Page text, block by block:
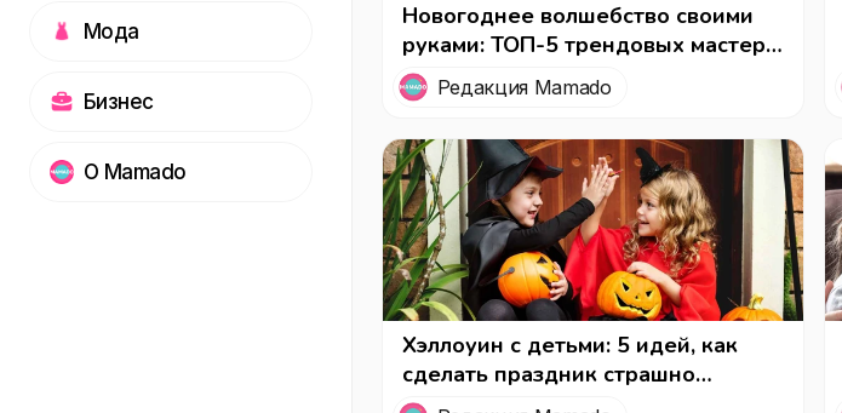
Мода
Бизнес
О Mamado
Новогоднее волшебство своими
руками: ТОП-5 трендовых мастер-
классов для женщин на
Рождество
Редакция Mamado
Хэллоуин с детьми: 5 идей, как
сделать праздник страшно
веселым!